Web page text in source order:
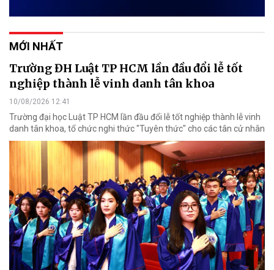
MỚI NHẤT
Trường ĐH Luật TP HCM lần đầu đổi lễ tốt
nghiệp thành lễ vinh danh tân khoa
10/08/2026 12:41
Trường đại học Luật TP HCM lần đầu đổi lễ tốt nghiệp thành lễ vinh
danh tân khoa, tổ chức nghi thức "Tuyên thức" cho các tân cử nhân